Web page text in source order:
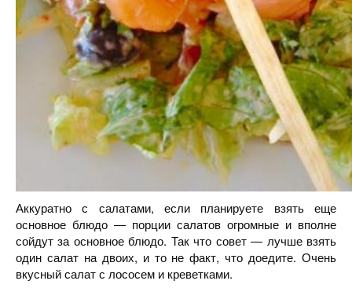
Аккуратно с салатами, если планируете взять еще
основное блюдо — порции салатов огромные и вполне
сойдут за основное блюдо. Так что совет — лучше взять
один салат на двоих, и то не факт, что доедите. Очень
вкусный салат с лососем и креветками.